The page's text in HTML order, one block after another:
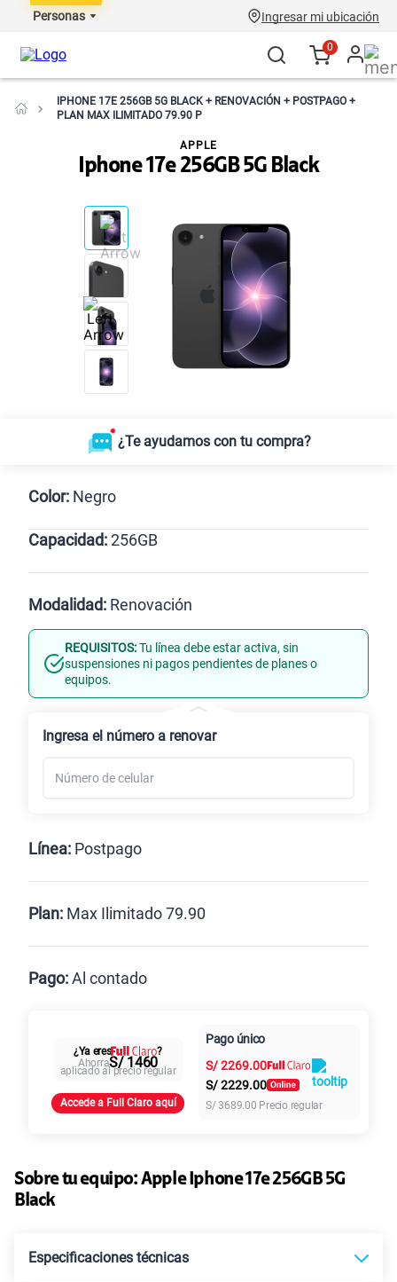
Personas Ingresar mi ubicación
0
IPHONE 17E 256GB 5G BLACK + RENOVACIÓN + POSTPAGO +
PLAN MAX ILIMITADO 79.90 P
Iphone 17e 256GB 5G Black
APPLE
¿Te ayudamos con tu compra?
Color: Negro
Capacidad:256GB
256GB
Modalidad: Renovación
Línea Nueva Portabilidad
REQUISITOS:Tu línea debe estar activa, sin
suspensiones ni pagos pendientes de planes o
equipos.
Ingresa el número a renovar
Línea: Postpago
Postpago
Plan: Max Ilimitado 79.90
Paga solo
125GBen alta velocidad
S/ 79.90
S/95.90
Pago:Al contado
Al contado Cuotas Claro
intereses
¿Ya eres
?
AhorraS/ 1460
aplicado al precio regular
Accede a Full Claro aquí
Pago único
S/2269.00
S/2229.00
S/3689.00 Precio regular
Sobre tu equipo:Apple Iphone 17e 256GB 5G
Black
Especificaciones técnicas